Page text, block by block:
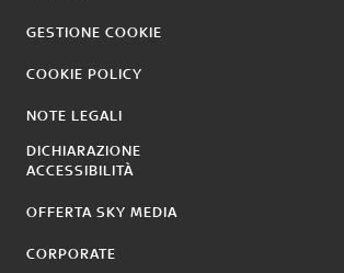
GESTIONE COOKIE
COOKIE POLICY
NOTE LEGALI
DICHIARAZIONE
ACCESSIBILITÀ
OFFERTA SKY MEDIA
CORPORATE